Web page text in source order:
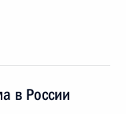
в России